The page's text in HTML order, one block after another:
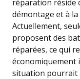
réparation réside
démontage et à
Actuellement,
proposent des
réparées, ce qui
économiquement
situation pourrait